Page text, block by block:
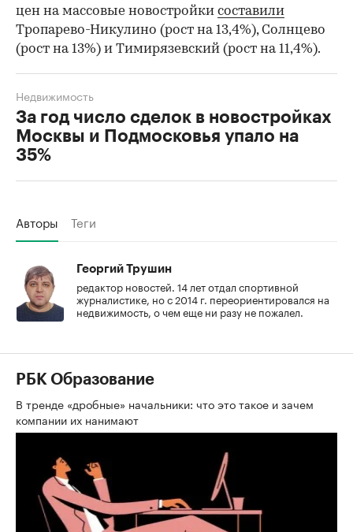
цен на массовые новостройки составили
Тропарево-Никулино (рост на 13,4%), Солнцево
(рост на 13%) и Тимирязевский (рост на 11,4%).
За год число сделок в новостройках
Москвы и Подмосковья упало на
35%
Недвижимость
Авторы Теги
Георгий Трушин
редактор новостей. 14 лет отдал спортивной
журналистике, но с 2014 г. переориентировался на
недвижимость, о чем еще ни разу не пожалел.
РБК Образование
В тренде «дробные» начальники: что это такое и зачем
компании их нанимают